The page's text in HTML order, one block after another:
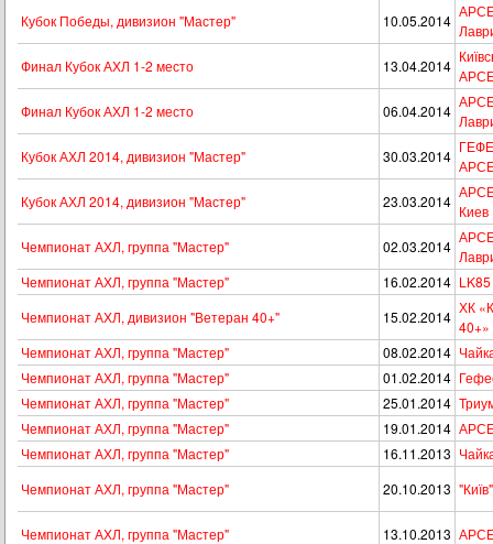
Кубок Победы, дивизион "Мастер"
10.05.2014
Финал Кубок АХЛ 1-2 место
13.04.2014
Финал Кубок АХЛ 1-2 место
06.04.2014
Кубок АХЛ 2014, дивизион "Мастер"
30.03.2014
Кубок АХЛ 2014, дивизион "Мастер"
23.03.2014
Киев
Чемпионат АХЛ, группа "Мастер"
02.03.2014
Чемпионат АХЛ, группа "Мастер"
16.02.2014
Чемпионат АХЛ, дивизион "Ветеран 40+"
15.02.2014
ХК
40+»
Чемпионат АХЛ, группа "Мастер"
08.02.2014
Чемпионат АХЛ, группа "Мастер"
01.02.2014
Чемпионат АХЛ, группа "Мастер"
25.01.2014
Чемпионат АХЛ, группа "Мастер"
19.01.2014
Чемпионат АХЛ, группа "Мастер"
16.11.2013
Чемпионат АХЛ, группа "Мастер"
20.10.2013
Чемпионат АХЛ, группа "Мастер" 13.10.2013